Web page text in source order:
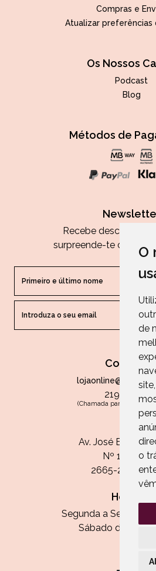
O
de
o
Compras e
Atualizar preferências
Os Nossos
Podcast
Blog
Métodos de
Recebe descontos
surpreende-te com as
219 862
(Chamada para a rede
Loja
Av. José Batista
Nº 11, Loja
2665-236
Horário:
Segunda a Sexta das
Sábado das 9h30